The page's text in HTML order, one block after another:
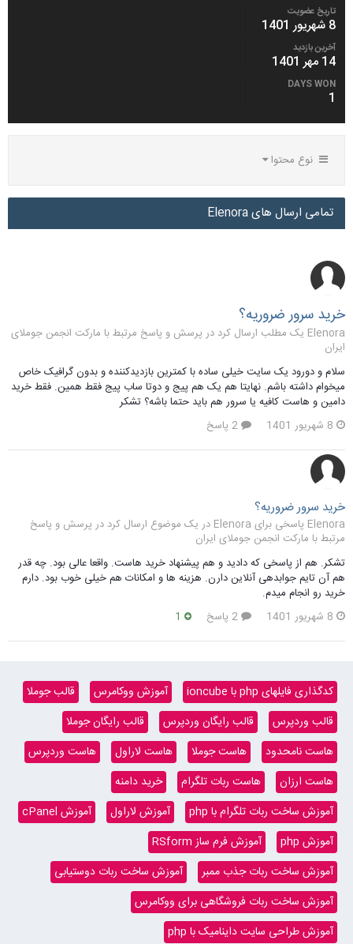
تاریخ عضویت
8 شهریور 1401
آخرین بازدید
14 مهر 1401
DAYS WON
1
نوع محتوا
تمامی ارسال های Elenora
خرید سرور ضروریه؟
Elenora یک مطلب ارسال کرد در
پرسش و پاسخ مرتبط با مارکت انجمن جوملای
ایران
سلام و دورود یک سایت خیلی ساده با کمترین بازدیدکننده و بدون گرافیک خاص
میخوام داشته باشم. نهایتا هم یک هم پیج و دوتا ساب پیج فقط همین. فقط خرید
دامین و هاست کافیه یا سرور هم باید حتما باشه؟ تشکر
8 شهریور 1401
خرید سرور ضروریه؟
Elenora پاسخی برای Elenora در یک موضوع ارسال کرد در
پرسش و پاسخ
مرتبط با مارکت انجمن جوملای ایران
تشکر. هم از پاسخی که دادید و هم پیشنهاد خرید هاست. واقعا عالی بود. چه قدر
هم آن تایم جوابدهی آنلاین دارن. هزینه ها و امکانات هم خیلی خوب بود. دارم
خرید رو انجام میدم.
8 شهریور 1401
کدگذاری فایلهای php با ioncube آموزش ووکامرس
قالب جوملا
قالب وردپرس
قالب رایگان وردپرس
قالب رایگان جوملا
هاست نامحدود
هاست جوملا هاست لاراول
هاست وردپرس
هاست ارزان
هاست ربات تلگرام
خرید دامنه
آموزش ساخت ربات تلگرام با php
آموزش لاراول
آموزش cPanel
آموزش php
آموزش فرم ساز RSform
آموزش ساخت ربات جذب ممبر
آموزش ساخت ربات دوستیابی
آموزش ساخت ربات فروشگاهی برای ووکامرس
آموزش طراحی سایت داینامیک با php